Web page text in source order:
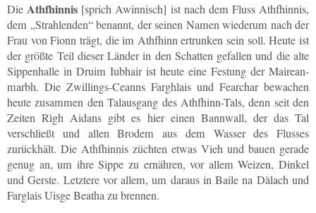
DieAthfhinnis [sprich Awinnisch] ist nach dem Fluss Athfhinnis,
dem „Strahlenden“ benannt, der seinen Namen wiederum nach der
Frau von Fionn trägt, die im Athfhinn ertrunken sein soll. Heute ist
der größte Teil dieser Länder in den Schatten gefallen und die alte
Sippenhalle in Druim Iubhair ist heute eine Festung der Mairean-
marbh. Die Zwillings-Ceanns Farghlais und Fearchar bewachen
heute zusammen den Talausgang des Athfhinn-Tals, denn seit den
Zeiten Rìgh Aidans gibt es hier einen Bannwall, der das Tal
verschließt und allen Brodem aus dem Wasser des Flusses
zurückhält. Die Athfhinnis züchten etwas Vieh und bauen gerade
genug an, um ihre Sippe zu ernähren, vor allem Weizen, Dinkel
und Gerste. Letztere vor allem, um daraus in Baile na Dàlach und
Farglais Uisge Beatha zu brennen.